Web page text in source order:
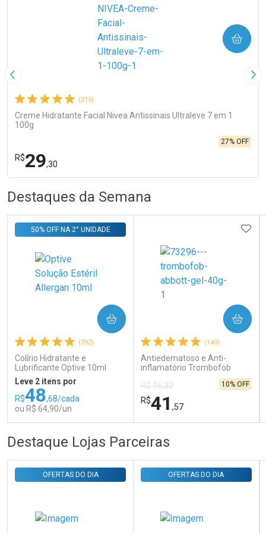
Imagem Anterior
(215)
Creme Hidratante Facial Nivea Antissinais Ultraleve 7 em 1
100g
R$29,30
27% OFF
COMPRAR
Laboratório
Comprar sem Desconto
Por R$ 29,30/cada
Por Menos
Comprar sem Desconto
Por R$ 29,30/cada
Destaques da Semana
(392)
Colírio Hidratante e
Lubrificante Optive 10ml
50% OFF NA 2° UNIDADE
Leve 2 itens por
R$48,68/cada
ou R$ 64,90/un
COMPRAR
FECHAR
Laboratório
FECHAR
Por Menos
(140)
Antiedematoso e Anti-
inflamatório Trombofob
R$ 46,30
R$41 ,57
10% OFF
COMPRAR
Por Menos
Destaque Lojas Parceiras
OFERTAS DO DIA OFERTAS DO DIA